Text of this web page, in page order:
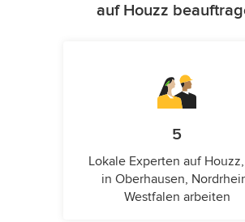
auf Houzz
5
Lokale Experten auf
in Oberhausen,
Westfalen arbeiten